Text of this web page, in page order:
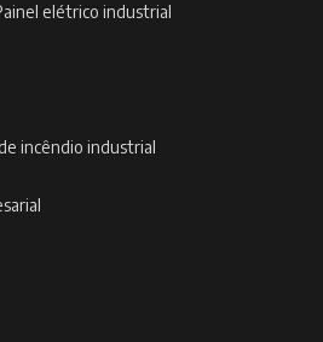
painel elétrico industrial
incêndio industrial